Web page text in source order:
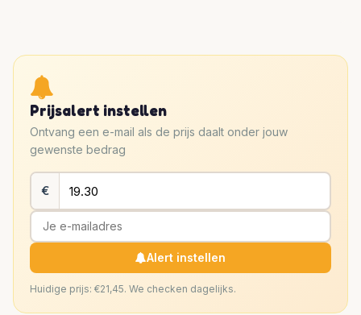
Prijsalert instellen
Ontvang een e-mail als de prijs daalt onder jouw
gewenste bedrag
€
Alert instellen
Huidige prijs: €21,45. We checken dagelijks.